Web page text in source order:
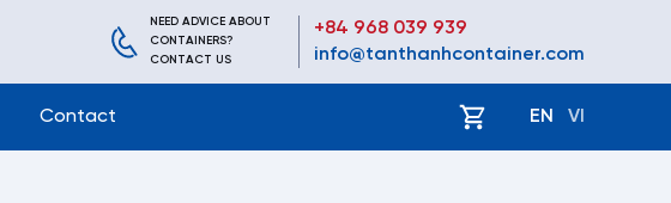
NEED ADVICE ABOUT
CONTAINERS?
CONTACT US
+84 968 039 939
info@tanthanhcontainer.com
Contact EN VI